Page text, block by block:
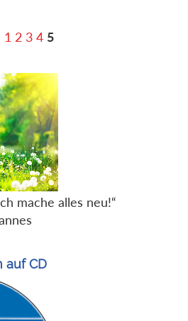
1 2 3 4 5
mache alles neu!“
auf CD